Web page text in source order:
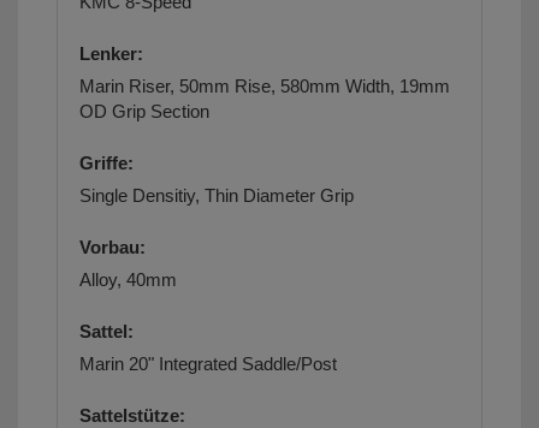
Lenker:
Marin Riser, 50mm Rise, 580mm Width, 19mm
OD Grip Section
Griffe:
Single Densitiy, Thin Diameter Grip
Vorbau:
Alloy, 40mm
Sattel:
Marin 20" Integrated Saddle/Post
Sattelstütze: